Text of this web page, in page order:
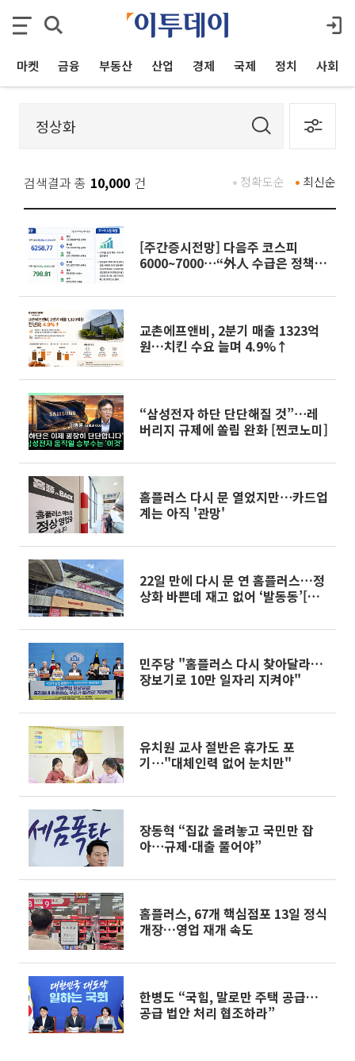
마켓 금융 부동산 산업 경제 국제 정치 사회
검색결과 총 10,000 건 최신순
정확도순
[주간증시전망] 다음주 코스피
6000~7000⋯“外人 수급은 정책이
교촌에프앤비, 2분기 매출 1323억
원…치킨 수요 늘며 4.9%↑
“삼성전자 하단 단단해질 것”⋯레
버리지 규제에 쏠림 완화 [찐코노미]
홈플러스 다시 문 열었지만⋯카드업
계는 아직 '관망'
22일 만에 다시 문 연 홈플러스…정
상화 바쁜데 재고 없어 ‘발동동’[가
민주당 "홈플러스 다시 찾아달라…
장보기로 10만 일자리 지켜야"
유치원 교사 절반은 휴가도 포
기⋯"대체인력 없어 눈치만"
장동혁 “집값 올려놓고 국민만 잡
아⋯규제·대출 풀어야”
홈플러스, 67개 핵심점포 13일 정식
개장…영업 재개 속도
한병도 “국힘, 말로만 주택 공급…
공급 법안 처리 협조하라”